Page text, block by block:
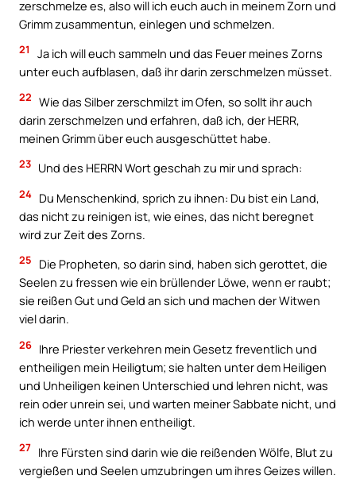
zerschmelze es, also will ich euch auch in meinem Zorn und
Grimm zusammentun, einlegen und schmelzen.
21
Ja ich will euch sammeln und das Feuer meines Zorns
unter euch aufblasen, daß ihr darin zerschmelzen müsset.
22 Wie das Silber zerschmilzt im Ofen, so sollt ihr auch
darin zerschmelzen und erfahren, daß ich, der HERR,
meinen Grimm über euch ausgeschüttet habe.
23 Und des HERRN Wort geschah zu mir und sprach:
24 Du Menschenkind, sprich zu ihnen: Du bist ein Land,
das nicht zu reinigen ist, wie eines, das nicht beregnet
wird zur Zeit des Zorns.
25
Die Propheten, so darin sind, haben sich gerottet, die
Seelen zu fressen wie ein brüllender Löwe, wenn er raubt;
sie reißen Gut und Geld an sich und machen der Witwen
viel darin.
26 Ihre Priester verkehren mein Gesetz freventlich und
entheiligen mein Heiligtum; sie halten unter dem Heiligen
und Unheiligen keinen Unterschied und lehren nicht, was
rein oder unrein sei, und warten meiner Sabbate nicht, und
ich werde unter ihnen entheiligt.
27 Ihre Fürsten sind darin wie die reißenden Wölfe, Blut zu
vergießen und Seelen umzubringen um ihres Geizes willen.